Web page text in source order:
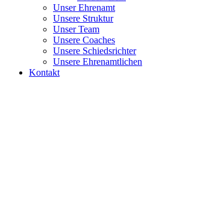
Unser Ehrenamt
Unsere Struktur
Unser Team
Unsere Coaches
Unsere Schiedsrichter
Unsere Ehrenamtlichen
Kontakt